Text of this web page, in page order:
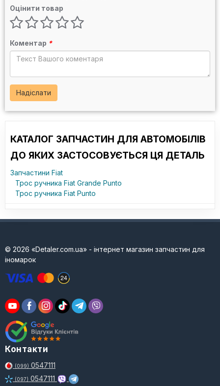
Оцінити товар
Коментар *
Надіслати
КАТАЛОГ ЗАПЧАСТИН ДЛЯ АВТОМОБІЛІВ
ДО ЯКИХ ЗАСТОСОВУЄТЬСЯ ЦЯ ДЕТАЛЬ
Запчастини Fiat
Трос ручника Fiat Grande Punto
Трос ручника Fiat Punto
© 2026 «Detaler.com.ua» - інтернет магазин запчастин для
іномарок
Контакти
(099) 0547111
(097) 0547111